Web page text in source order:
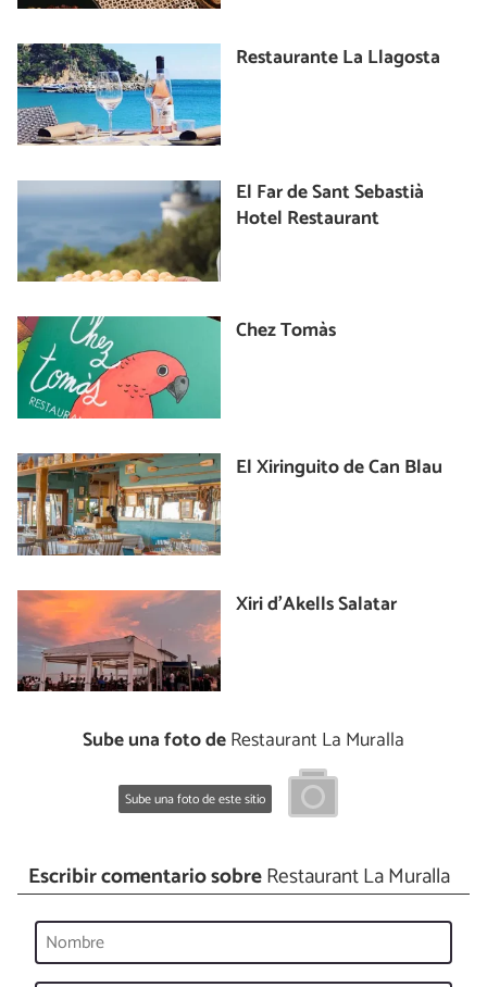
Restaurante La Llagosta
El Far de Sant Sebastià
Hotel Restaurant
Chez Tomàs
El Xiringuito de Can Blau
Xiri d'Akells Salatar
Sube una foto deRestaurant La Muralla
Sube una foto de este sitio
Escribir comentario sobreRestaurant La Muralla